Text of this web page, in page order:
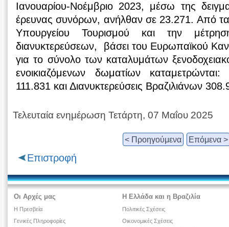
Ιανουαρίου-Νοέμβριο 2023, μέσω της
έρευνας συνόρων, ανήλθαν σε 23.271. Από τα
Υπουργείου Τουρισμού και την
διανυκτερεύσεων, βάσει του Ευρωπαϊκού
για το σύνολο των καταλυμάτων
ενοικιαζόμενων δωματίων
111.831 και Διανυκτερεύσεις Βραζιλιάνων
Τελευταία ενημέρωση Τετάρτη, 07 Μαΐου 2025
< Προηγούμενα Επόμενα >
Επιστροφή
Οι Αρχές μας
Η Πρεσβεία
Γενικές Πληροφορίες
Η Ελλάδα και η Βραζιλία
Πολιτικές Σχέσεις
Οικονομικές Σχέσεις